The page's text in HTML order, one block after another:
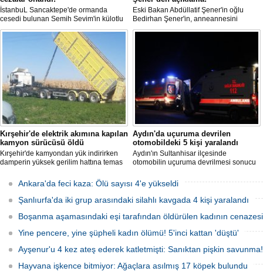
İstanbuL Sancaktepe'de ormanda
cesedi bulunan Semih Sevim'in külotlu
çorapla boğularak öldürüldüğü
iddiasına ilişkin sanık Seçil Çiftçi'ye
verilen 'ağırlaştırılmış müebbet' ve
babası hakkındaki 'müebbet' kararı,
istinaf mahkemesi onadı.
Eski Bakan Abdüllatif Şener'in oğlu
Bedirhan Şener'in, anneannesini
öldürmesine ilişkin davada karar
çekerken, Şener'e verilen ceza belli
Kırşehir'de elektrik akımına kapılan
kamyon sürücüsü öldü
Kırşehir'de kamyondan yük indirirken
damperin yüksek gerilim hattına temas
sürücü hayatını kaybetti.
Aydın'da uçuruma devrilen
otomobildeki 5 kişi yaralandı
Aydın'ın Sultanhisar ilçesinde
otomobilin uçuruma devrilmesi sonucu
Ankara'da feci kaza: Ölü sayısı 4'e yükseldi
Şanlıurfa'da iki grup arasındaki silahlı kavgada 4 kişi yaralandı
Boşanma aşamasındaki eşi tarafından öldürülen kadının
Yine pencere, yine şüpheli kadın ölümü! 5'inci kattan 'düştü'
Ayşenur'u 4 kez ateş ederek katletmişti: Sanıktan pişkin savunma!
Hayvana işkence bitmiyor: Ağaçlara asılmış 17 köpek bulundu